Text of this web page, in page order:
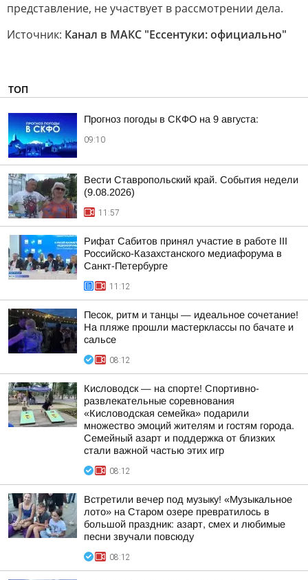
представление, не участвует в рассмотрении дела.
Источник: Канал в МАКС "Ессентуки: официально"
ТОП
Прогноз погоды в СКФО на 9 августа:
09:10
Вести Ставропольский край. События недели
(9.08.2026)
11:57
Рифат Сабитов принял участие в работе III
Российско-Казахстанского медиафорума в
Санкт-Петербурге
11:12
Песок, ритм и танцы — идеальное сочетание!
На пляже прошли мастерклассы по бачате и
сальсе
08:12
Кисловодск — на спорте! Спортивно-
развлекательные соревнования
«Кисловодская семейка» подарили
множество эмоций жителям и гостям города.
Семейный азарт и поддержка от близких
стали важной частью этих игр
08:12
Встретили вечер под музыку! «Музыкальное
лото» на Старом озере превратилось в
большой праздник: азарт, смех и любимые
песни звучали повсюду
08:12